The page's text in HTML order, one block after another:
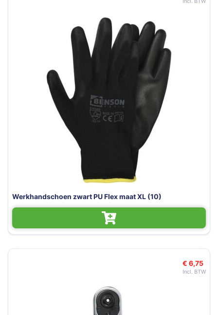
Werkhandschoen zwart PU Flex maat XL (10)
€ 6,75